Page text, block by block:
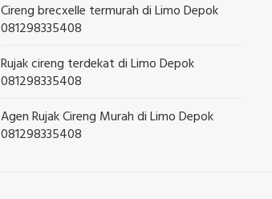
Cireng brecxelle termurah di Limo Depok
081298335408
Rujak cireng terdekat di Limo Depok
081298335408
Agen Rujak Cireng Murah di Limo Depok
081298335408